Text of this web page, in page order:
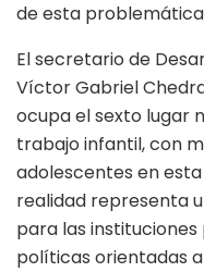
de esta
El secretario de
Víctor Gabriel
ocupa el sexto lugar
trabajo infantil, con
adolescentes en
realidad representa
para las
políticas orientadas